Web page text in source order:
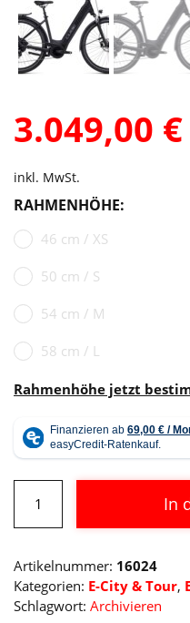
3.049,00 €
inkl. MwSt.
RAHMENHÖHE:
46 cm / XS
50 cm / S
54 cm / M
58 cm / L
Rahmenhöhe jetzt
Touring
Hybrid
625
Menge
In
Artikelnummer: 16024
Kategorien: E-City & Tour,
Schlagwort: Archivieren